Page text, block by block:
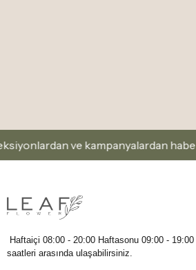
haberdar olabilirsin
Haftaiçi 08:00 - 20:00 Haftasonu 09:00 - 19:00
saatleri arasında ulaşabilirsiniz.